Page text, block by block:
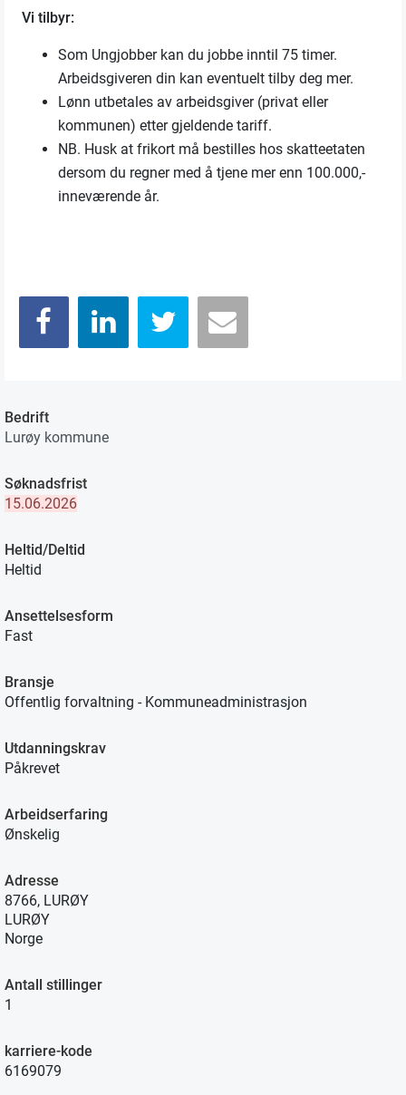
Vi tilbyr:
Som Ungjobber kan du jobbe inntil 75 timer.
Arbeidsgiveren din kan eventuelt tilby deg mer.
Lønn utbetales av arbeidsgiver (privat eller
kommunen) etter gjeldende tariff.
NB. Husk at frikort må bestilles hos skatteetaten
dersom du regner med å tjene mer enn 100.000,-
inneværende år.
Bedrift
Lurøy kommune
Søknadsfrist
15.06.2026
Heltid/Deltid
Heltid
Ansettelsesform
Fast
Bransje
Offentlig forvaltning - Kommuneadministrasjon
Utdanningskrav
Påkrevet
Arbeidserfaring
Ønskelig
Adresse
8766, LURØY
LURØY
Norge
Antall stillinger
1
karriere-kode
6169079